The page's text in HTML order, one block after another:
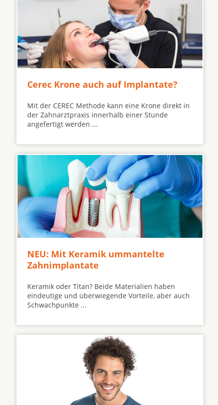
Cerec Krone auch auf Implantate?
Mit der CEREC Methode kann eine Krone direkt in
der Zahnarztpraxis innerhalb einer Stunde
angefertigt werden ...
NEU: Mit Keramik ummantelte
Zahnimplantate
Keramik oder Titan? Beide Materialien haben
eindeutige und überwiegende Vorteile, aber auch
Schwachpunkte ...